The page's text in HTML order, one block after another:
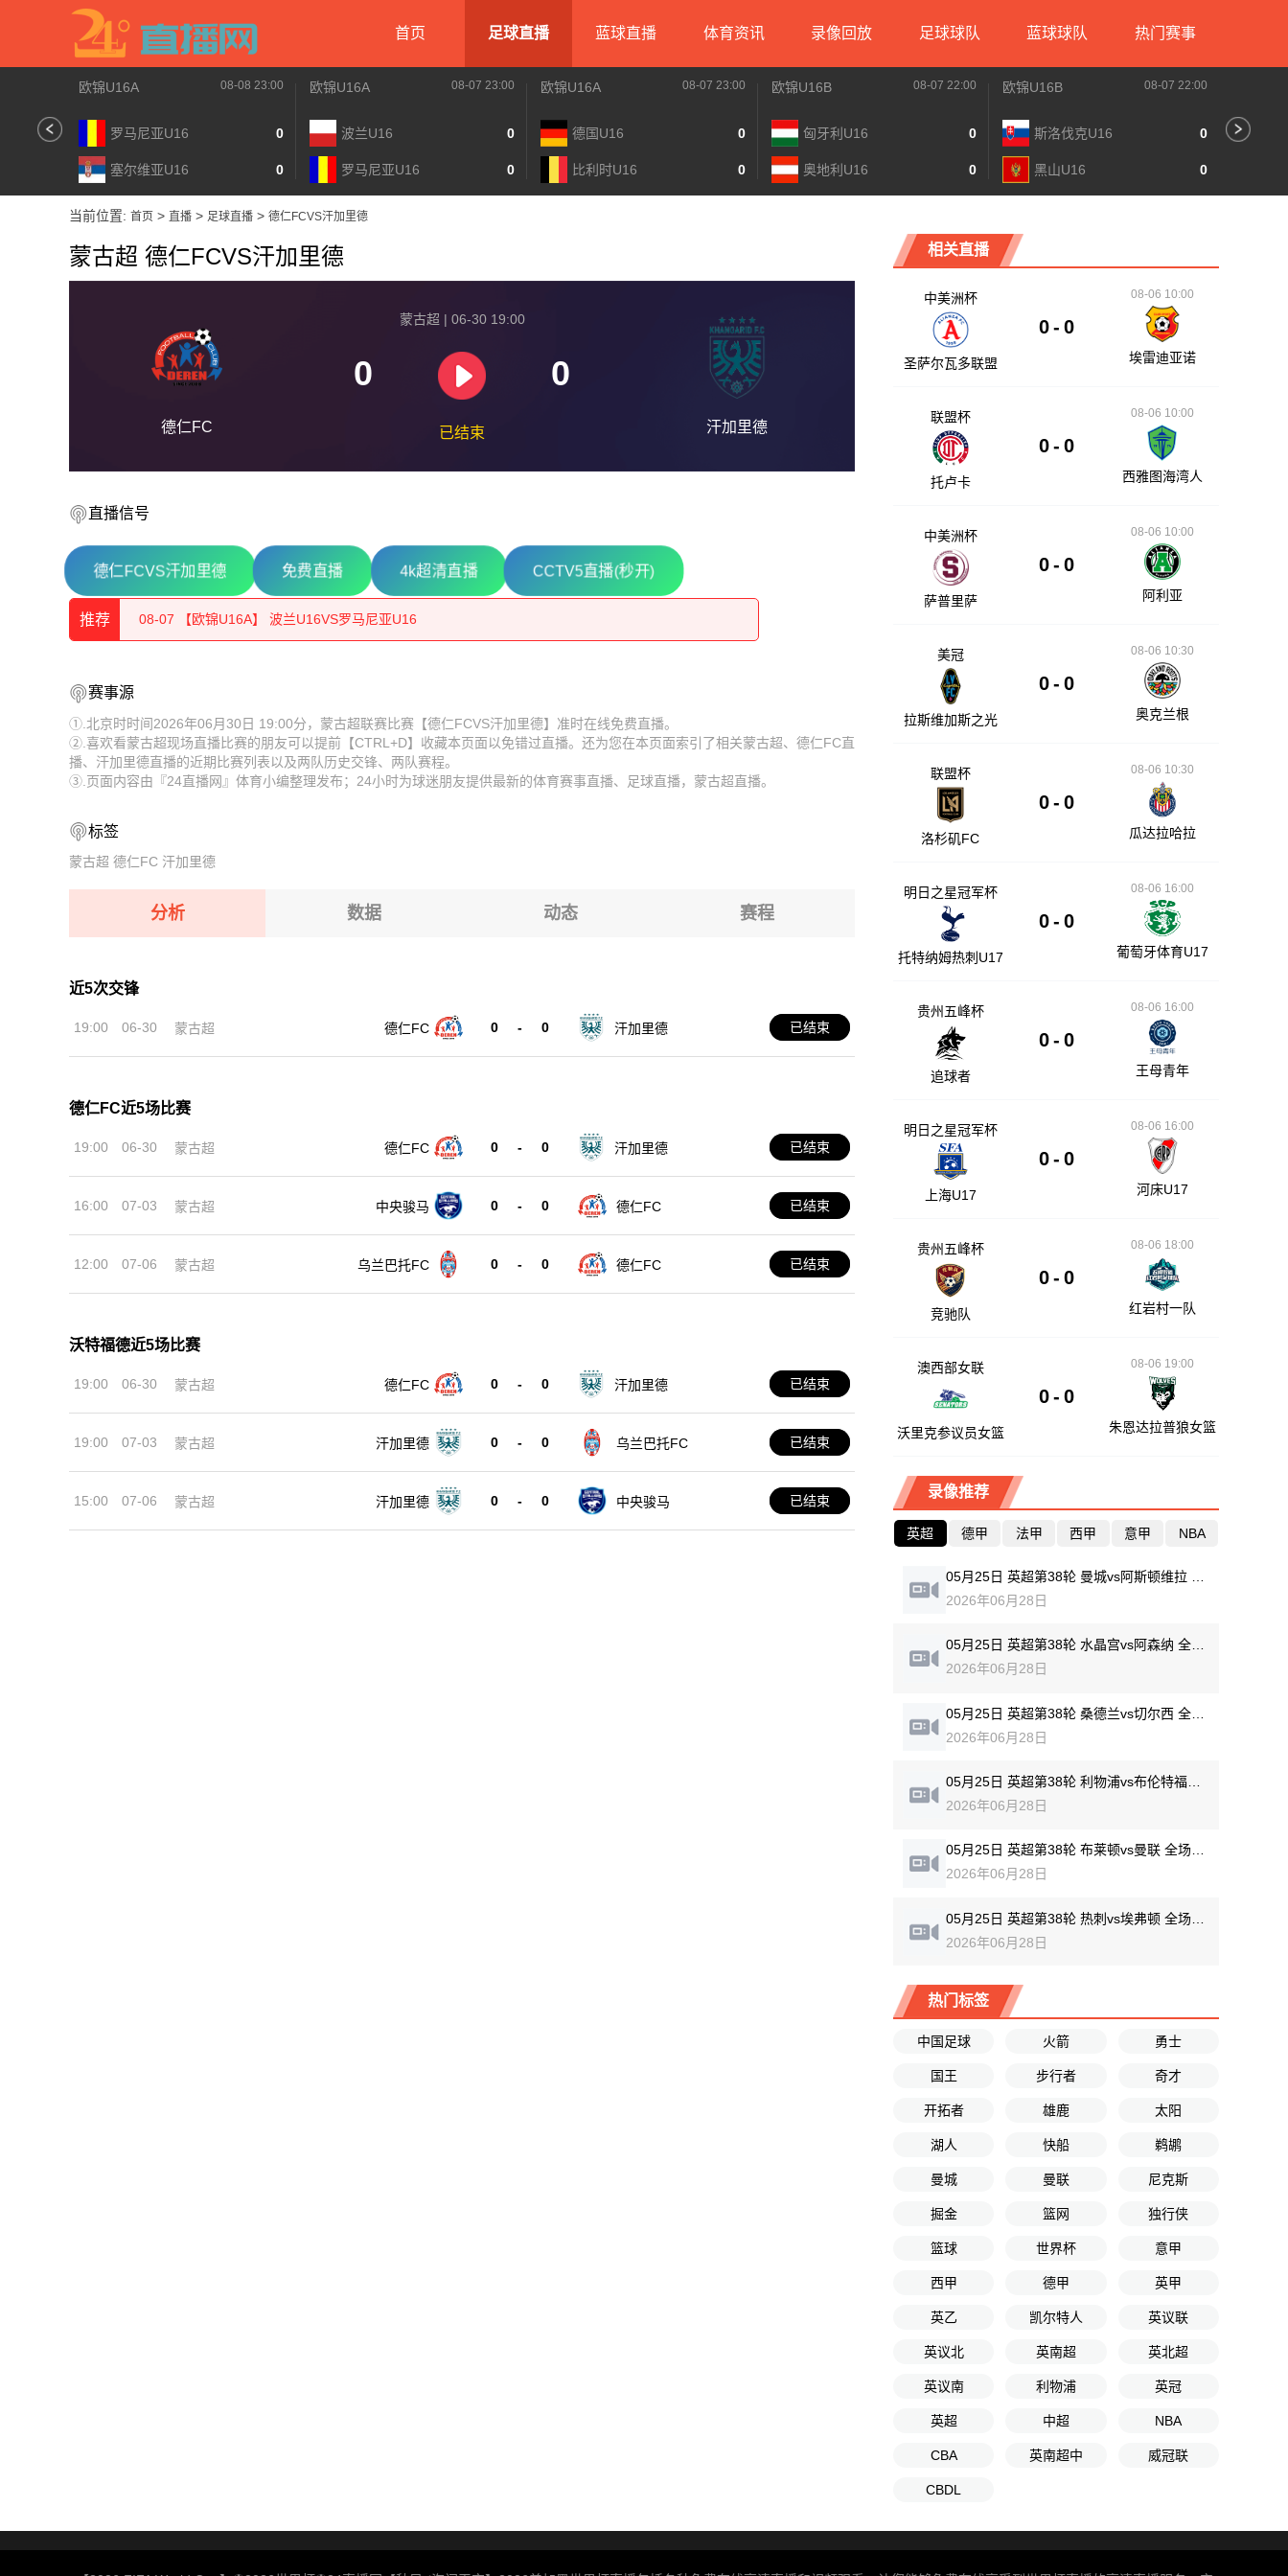
首页 足球直播 蓝球直播 体育资讯 录像回放 足球球队 蓝球球队 热门赛事
欧锦U16A 08-08 23:00
罗马尼亚U16 0
塞尔维亚U16 0
欧锦U16A 08-07 23:00
波兰U16 0
罗马尼亚U16 0
欧锦U16A 08-07 23:00
德国U16 0
比利时U16 0
欧锦U16B 08-07 22:00
匈牙利U16 0
奥地利U16 0
欧锦U16B 08-07 22:00
斯洛伐克U16 0
黑山U16 0
当前位置: 首页 > 直播 > 足球直播 > 德仁FCVS汗加里德
蒙古超 德仁FCVS汗加里德
德仁FC
蒙古超 | 06-30 19:00
0 0
已结束 汗加里德
直播信号
德仁FCVS汗加里德 免费直播 4k超清直播 CCTV5直播(秒开)
推荐
08-08 【欧锦U16A】 罗马尼亚U16VS塞尔维亚U16
08-07 【欧锦U16A】 波兰U16VS罗马尼亚U16
08-07 【欧锦U16B】 斯洛伐克U16VS黑山U16
08-07 【越南联】 河内水牛VS岘港龙
08-07 【欧锦U16A】 西班牙U16VS希腊U16
08-07 【CBA夏季联赛】 江苏肯帝亚VS深圳马可波罗
08-07 【欧锦U16A】 德国U16VS比利时U16
08-07 【欧锦U16B】 匈牙利U16VS奥地利U16
08-07 【越南联】 河内水牛VS岘港龙
08-07 【欧锦U16A】 意大利U16VS拉脱维亚U16
08-07 【CBA夏季联赛】 江苏肯帝亚VS深圳马可波罗
08-07 【国际赛女】 中国女篮VS尼日利亚女篮
赛事源
①.北京时时间2026年06月30日 19:00分，蒙古超联赛比赛【德仁FCVS汗加里德】准时在线免费直播。
②.喜欢看蒙古超现场直播比赛的朋友可以提前【CTRL+D】收藏本页面以免错过直播。还为您在本页面索引了相关蒙古超、德仁FC直
播、汗加里德直播的近期比赛列表以及两队历史交锋、两队赛程。
③.页面内容由『24直播网』体育小编整理发布；24小时为球迷朋友提供最新的体育赛事直播、足球直播，蒙古超直播。
标签
蒙古超 德仁FC 汗加里德
分析 数据 动态 赛程
近5次交锋
19:00 06-30 蒙古超 德仁FC 0 - 0 汗加里德 已结束
德仁FC近5场比赛
19:00 06-30 蒙古超 德仁FC 0 - 0 汗加里德 已结束
16:00 07-03 蒙古超 中央骏马 0 - 0 德仁FC 已结束
12:00 07-06 蒙古超 乌兰巴托FC 0 - 0 德仁FC 已结束
沃特福德近5场比赛
19:00 06-30 蒙古超 德仁FC 0 - 0 汗加里德 已结束
19:00 07-03 蒙古超 汗加里德 0 - 0 乌兰巴托FC 已结束
15:00 07-06 蒙古超 汗加里德 0 - 0 中央骏马 已结束
相关直播
中美洲杯
圣萨尔瓦多联盟
0 - 0
08-06 10:00
埃雷迪亚诺
联盟杯
托卢卡
0 - 0
08-06 10:00
西雅图海湾人
中美洲杯
萨普里萨
0 - 0
08-06 10:00
阿利亚
美冠
拉斯维加斯之光
0 - 0
08-06 10:30
奥克兰根
联盟杯
洛杉矶FC
0 - 0
08-06 10:30
瓜达拉哈拉
明日之星冠军杯
托特纳姆热刺U17
0 - 0
08-06 16:00
葡萄牙体育U17
贵州五峰杯
追球者
0 - 0
08-06 16:00
王母青年
明日之星冠军杯
上海U17
0 - 0
08-06 16:00
河床U17
贵州五峰杯
竞驰队
0 - 0
08-06 18:00
红岩村一队
澳西部女联
沃里克参议员女篮
0 - 0
08-06 19:00
朱恩达拉普狼女篮
录像推荐
英超 德甲 法甲 西甲 意甲 NBA
2026年06月28日
05月25日 英超第38轮 水晶宫vs阿森纳 全场录像回放
2026年06月28日
2026年06月28日
2026年06月28日
05月25日 英超第38轮 布莱顿vs曼联 全场录像回放
2026年06月28日
2026年06月28日
热门标签
中国足球 火箭 勇士
国王 步行者 奇才
开拓者 雄鹿 太阳
湖人 快船 鹈鹕
曼城 曼联 尼克斯
掘金 篮网 独行侠
篮球 世界杯 意甲
西甲 德甲 英甲
英乙 凯尔特人 英议联
英议北 英南超 英北超
英议南 利物浦 英冠
英超 中超 NBA
CBA 英南超中 威冠联
CBDL